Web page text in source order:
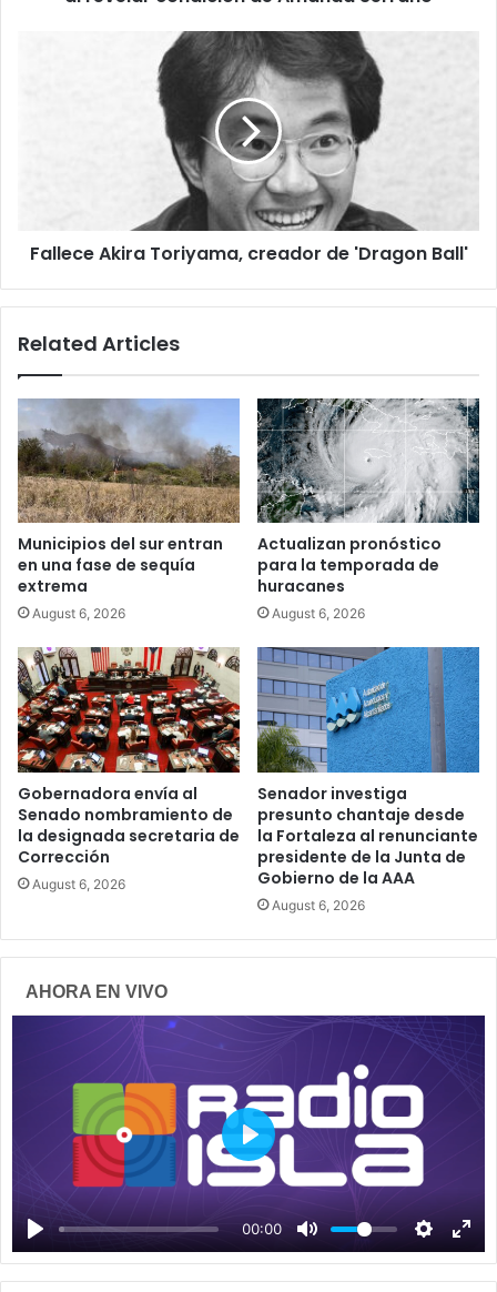
Fallece Akira Toriyama, creador de 'Dragon Ball'
Related Articles
Municipios del sur entran
en una fase de sequía
extrema
August 6, 2026
Actualizan pronóstico
para la temporada de
huracanes
August 6, 2026
Gobernadora envía al
Senado nombramiento de
la designada secretaria de
Corrección
August 6, 2026
Senador investiga
presunto chantaje desde
la Fortaleza al renunciante
presidente de la Junta de
Gobierno de la AAA
August 6, 2026
AHORA EN VIVO
00:00
P
y